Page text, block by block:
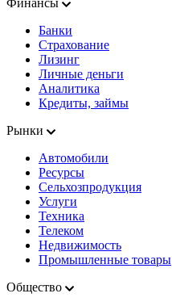
Банки
Страхование
Лизинг
Личные деньги
Аналитика
Кредиты, займы
Рынки
Автомобили
Ресурсы
Сельхозпродукция
Услуги
Техника
Телеком
Недвижимость
Промышленные товары
Общество